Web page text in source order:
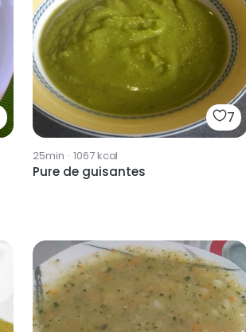
7
25min · 1067kcal
Pure de guisantes